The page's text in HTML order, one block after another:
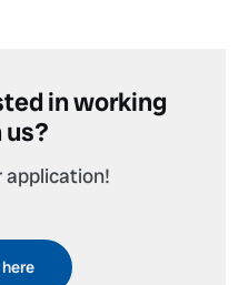
in working
application!